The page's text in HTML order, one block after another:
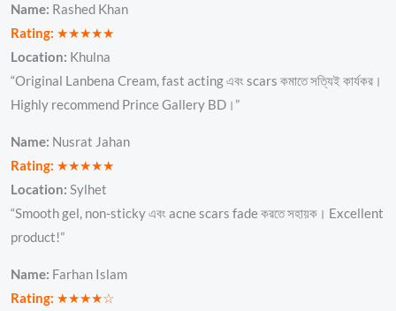
Name: Rashed Khan
Rating: ★★★★★
Location: Khulna
“Original Lanbena Cream, fast acting এবং scars কমাতে সত্যিই কার্যকর।
Highly recommend Prince Gallery BD।”
Name: Nusrat Jahan
Rating: ★★★★★
Location: Sylhet
“Smooth gel, non-sticky এবং acne scars fade করতে সহায়ক। Excellent
product!”
Name: Farhan Islam
Rating: ★★★★☆